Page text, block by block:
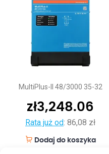
MultiPlus-II 48/3000 35-32
zł3,248.06
Rata już od: 86,08 zł
Dodaj do koszyka